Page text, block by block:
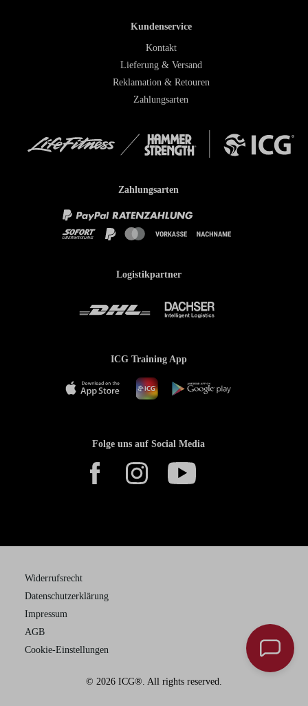
Kundenservice
Kontakt
Lieferung & Versand
Reklamation & Retouren
Zahlungsarten
Zahlungsarten
Logistikpartner
ICG Training App
Folge uns auf Social Media
Widerrufsrecht
Datenschutzerklärung
Impressum
AGB
Cookie-Einstellungen
© 2026 ICG®. All rights reserved.